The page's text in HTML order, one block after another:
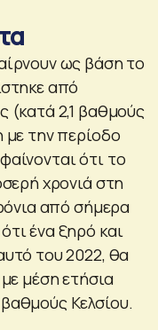
ως βάση το
από
(κατά 2,1 βαθμούς
με την περίοδο
ότι το
χρονιά στη
από σήμερα
ένα ξηρό και
του 2022, θα
μέση ετήσια
Κελσίου.